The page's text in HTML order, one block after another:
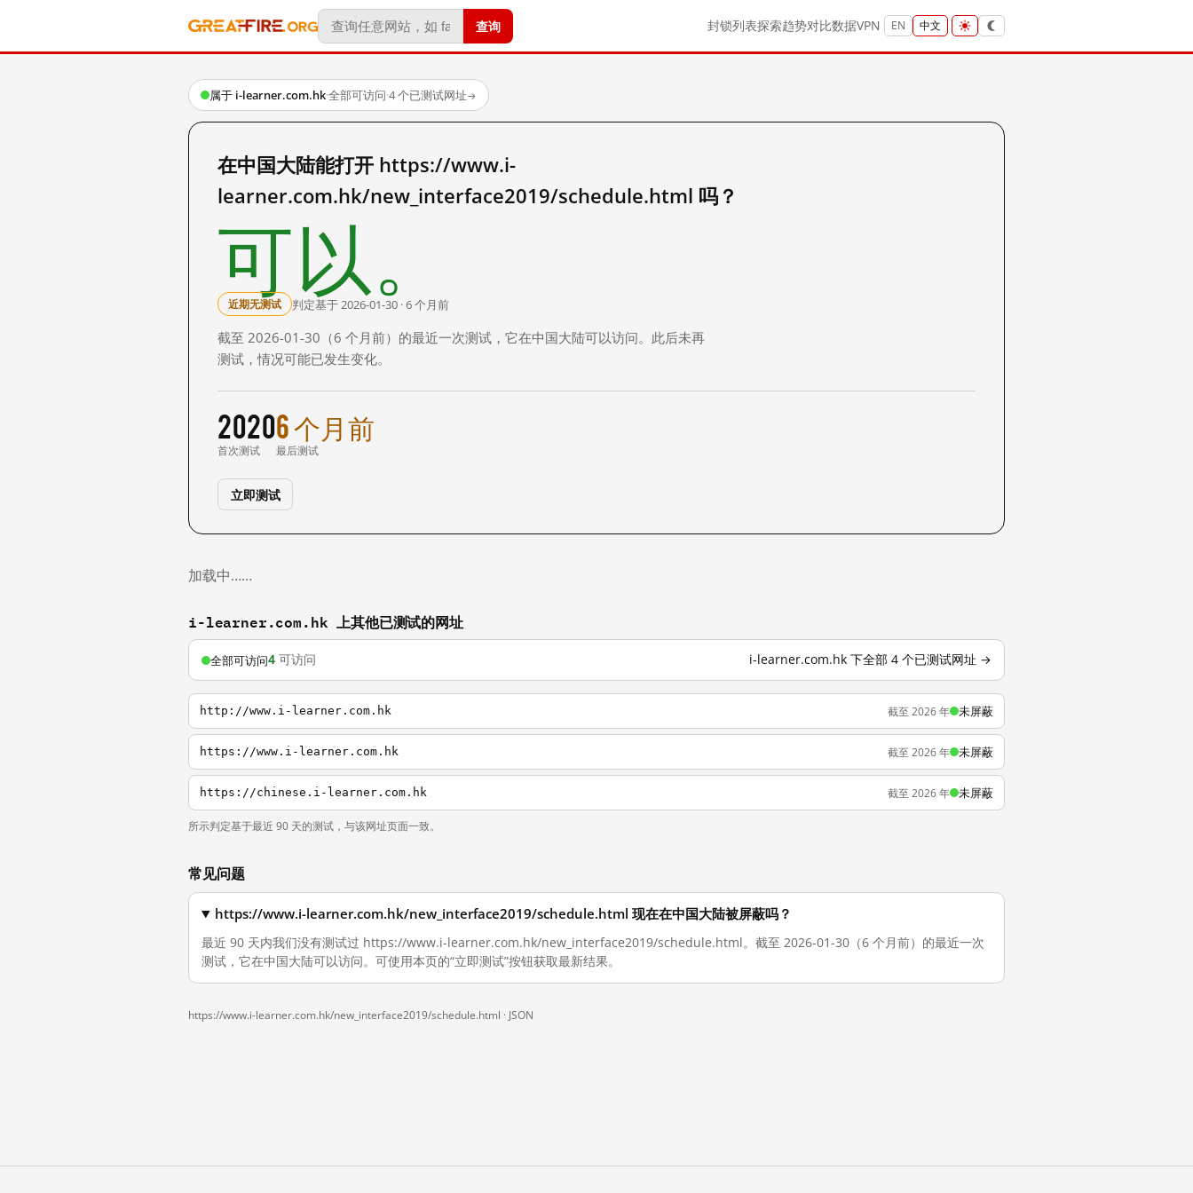
查询 封锁列表探索趋势对比数据VPN EN 中文
属于 i-learner.com.hk·全部可访问·4 个已测试网址→
在中国大陆能打开 https://www.i-
learner.com.hk/new_interface2019/schedule.html 吗？
可以。
近期无测试 判定基于 2026-01-30 · 6 个月前
截至 2026-01-30（6 个月前）的最近一次测试，它在中国大陆可以访问。此后未再
测试，情况可能已发生变化。
2020
首次测试
6 个月前
最后测试
立即测试
加载中……
i-learner.com.hk 上其他已测试的网址
全部可访问4 可访问 i-learner.com.hk 下全部 4 个已测试网址 →
http://www.i-learner.com.hk 截至 2026 年 未屏蔽
https://www.i-learner.com.hk 截至 2026 年 未屏蔽
https://chinese.i-learner.com.hk 截至 2026 年 未屏蔽
所示判定基于最近 90 天的测试，与该网址页面一致。
常见问题
https://www.i-learner.com.hk/new_interface2019/schedule.html 现在在中国大陆被屏蔽吗？
最近 90 天内我们没有测试过 https://www.i-learner.com.hk/new_interface2019/schedule.html。截至 2026-01-30（6 个月前）的最近一次
测试，它在中国大陆可以访问。可使用本页的“立即测试”按钮获取最新结果。
https://www.i-learner.com.hk/new_interface2019/schedule.html · JSON